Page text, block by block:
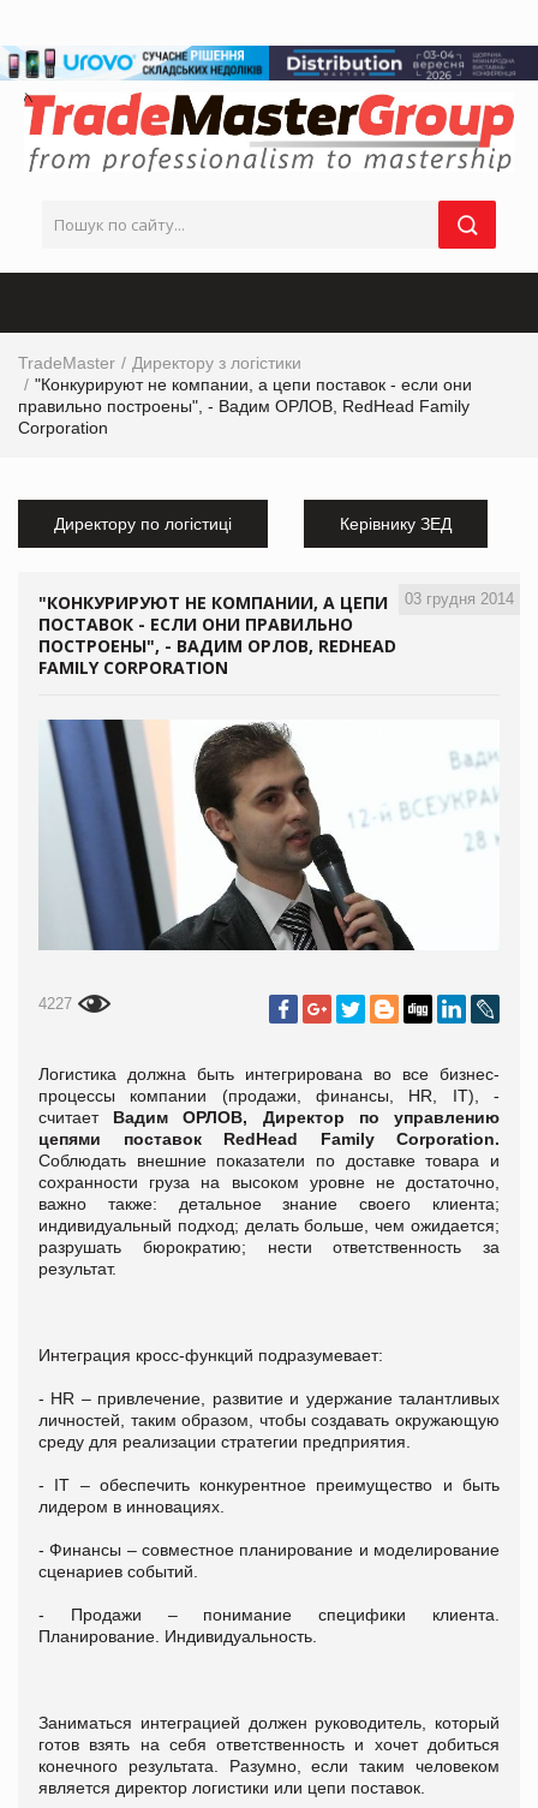
TradeMaster
Директору з логістики
"Конкурируют не компании, а цепи поставок - если они
правильно построены", - Вадим ОРЛОВ, RedHead Family
Corporation
Директору по логістиці Керівнику ЗЕД
03 грудня 2014
"КОНКУРИРУЮТ НЕ КОМПАНИИ, А ЦЕПИ
ПОСТАВОК - ЕСЛИ ОНИ ПРАВИЛЬНО
ПОСТРОЕНЫ", - ВАДИМ ОРЛОВ, REDHEAD
FAMILY CORPORATION
4227
Логистика должна быть интегрирована во все бизнес-
процессы компании (продажи, финансы, HR, IT), -
считает Вадим ОРЛОВ, Директор по управлению
цепями поставок RedHead Family Corporation.
Соблюдать внешние показатели по доставке товара и
сохранности груза на высоком уровне не достаточно,
важно также: детальное знание своего клиента;
индивидуальный подход; делать больше, чем ожидается;
разрушать бюрократию; нести ответственность за
результат.
Интеграция кросс-функций подразумевает:
- HR – привлечение, развитие и удержание талантливых
личностей, таким образом, чтобы создавать окружающую
среду для реализации стратегии предприятия.
- IT – обеспечить конкурентное преимущество и быть
лидером в инновациях.
- Финансы – совместное планирование и моделирование
сценариев событий.
- Продажи – понимание специфики клиента.
Планирование. Индивидуальность.
Заниматься интеграцией должен руководитель, который
готов взять на себя ответственность и хочет добиться
конечного результата. Разумно, если таким человеком
является директор логистики или цепи поставок.